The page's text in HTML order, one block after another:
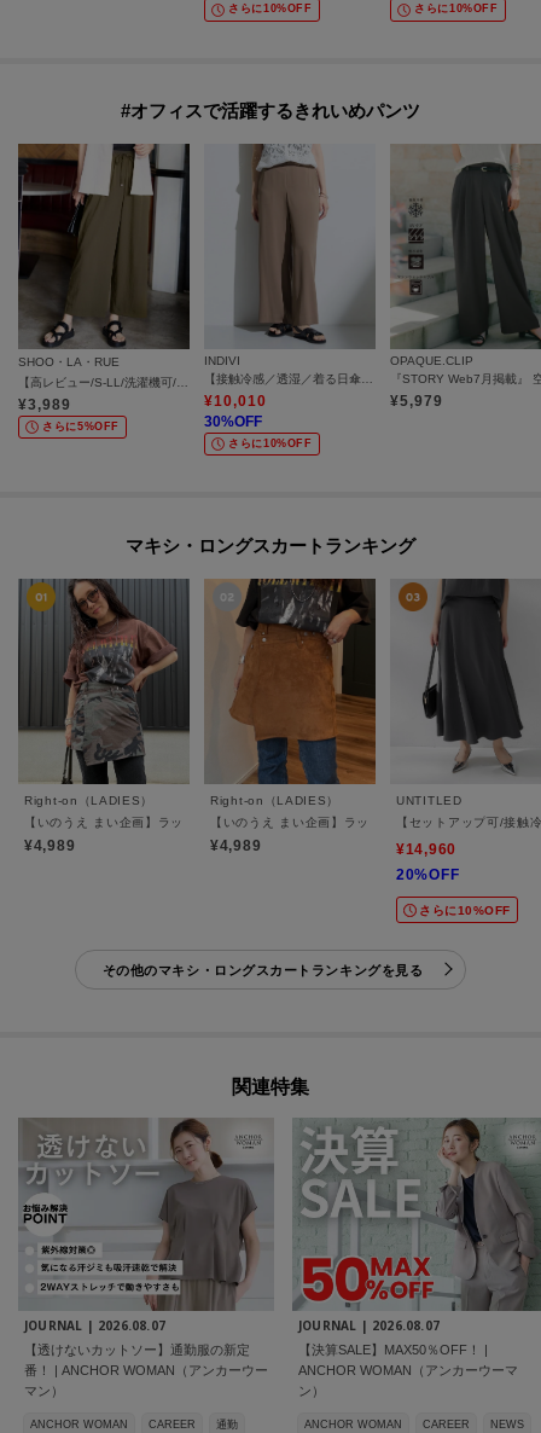
さらに10%OFF さらに10%OFF
#オフィスで活躍するきれいめパンツ
SHOO・LA・RUE
¥3,989
さらに5%OFF
INDIVI
¥10,010
30%OFF
さらに10%OFF
OPAQUE.CLIP
¥5,979
マキシ・ロングスカートランキング
Right-on（LADIES）
【いのうえ まい企画】ラップスカート
¥4,989
Right-on（LADIES）
【いのうえ まい企画】ラップスカート(フェイクレザー/
¥4,989
UNTITLED
【セットアップ可/接触
¥14,960
20%OFF
さらに10%OFF
その他のマキシ・ロングスカートランキングを見る
関連特集
JOURNAL | 2026.08.07
【透けないカットソー】通勤服の新定
番！ | ANCHOR WOMAN（アンカーウー
マン）
ANCHOR WOMAN CAREER 通勤
JOURNAL | 2026.08.07
【決算SALE】MAX50％OFF！ |
ANCHOR WOMAN（アンカーウーマ
ン）
ANCHOR WOMAN CAREER NEWS